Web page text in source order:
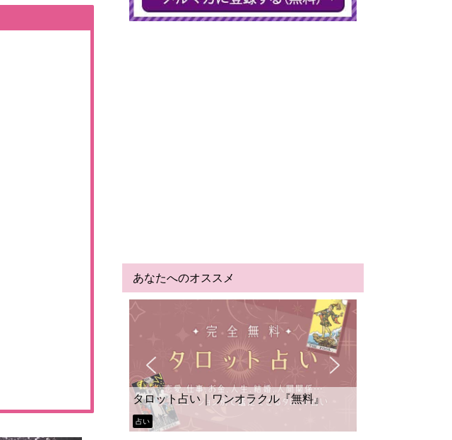
あなたへのオススメ
タロット占い｜ワンオラクル『無料』
占い